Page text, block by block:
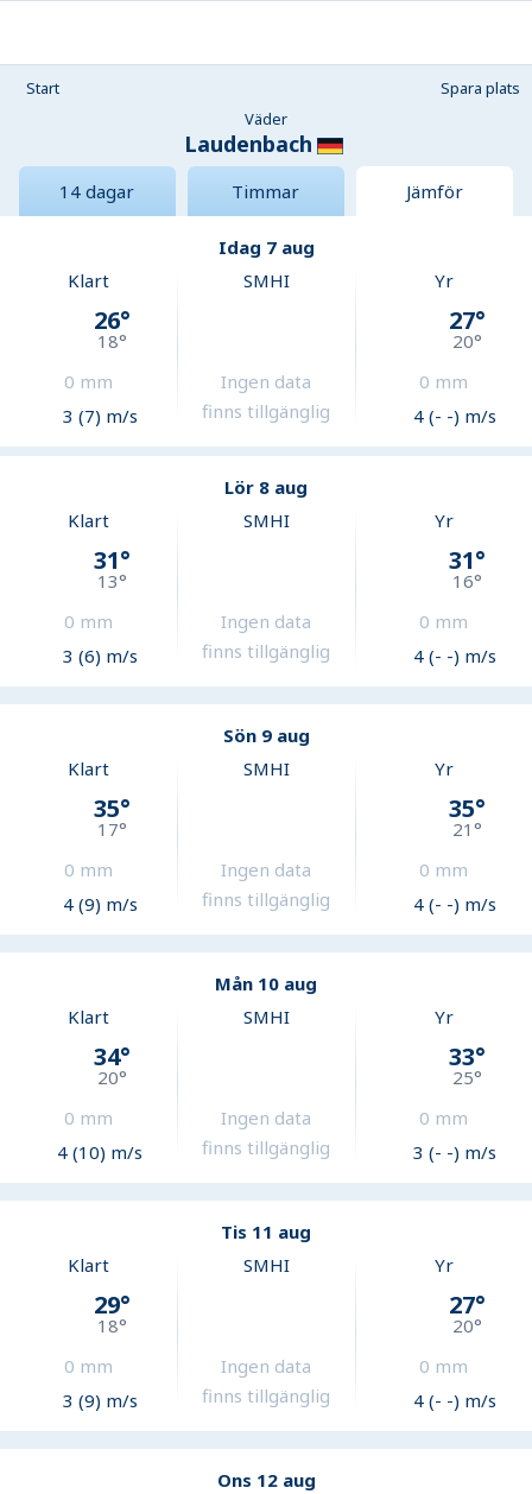
Start
Spara plats
Väder
Laudenbach
14 dagar Timmar Jämför
Idag 7 aug
Klart
26°
18°
0 mm
3 (7) m/s
SMHI
Ingen data
finns tillgänglig
Yr
27°
20°
0 mm
4 (- -) m/s
Lör 8 aug
Klart
31°
13°
0 mm
3 (6) m/s
SMHI
Ingen data
finns tillgänglig
Yr
31°
16°
0 mm
4 (- -) m/s
Sön 9 aug
Klart
35°
17°
0 mm
4 (9) m/s
SMHI
Ingen data
finns tillgänglig
Yr
35°
21°
0 mm
4 (- -) m/s
Mån 10 aug
Klart
34°
20°
0 mm
4 (10) m/s
SMHI
Ingen data
finns tillgänglig
Yr
33°
25°
0 mm
3 (- -) m/s
Tis 11 aug
Klart
29°
18°
0 mm
3 (9) m/s
SMHI
Ingen data
finns tillgänglig
Yr
27°
20°
0 mm
4 (- -) m/s
Ons 12 aug